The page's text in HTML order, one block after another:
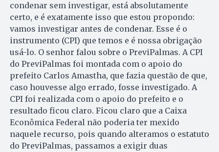
condenar sem investigar, está absolutamente
certo, e é exatamente isso que estou propondo:
vamos investigar antes de condenar. Esse é o
instrumento (CPI) que temos e é nossa obrigação
usá-lo. O senhor falou sobre o PreviPalmas. A CPI
do PreviPalmas foi montada com o apoio do
prefeito Carlos Amastha, que fazia questão de que,
caso houvesse algo errado, fosse investigado. A
CPI foi realizada com o apoio do prefeito e o
resultado ficou claro. Ficou claro que a Caixa
Econômica Federal não poderia ter mexido
naquele recurso, pois quando alteramos o estatuto
do PreviPalmas, passamos a exigir duas